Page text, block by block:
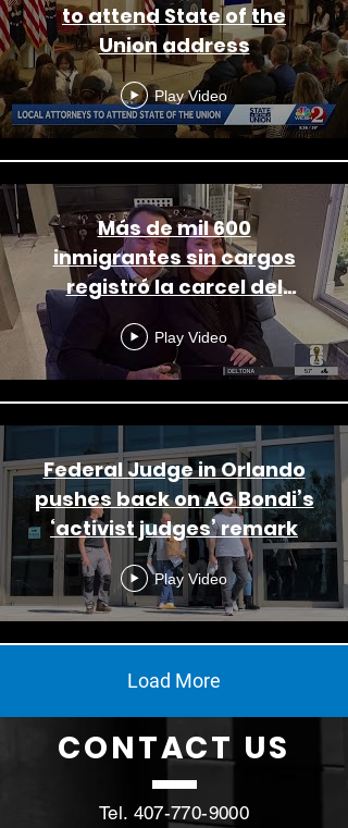
to attend State of the
Union address
Play Video
Más de mil 600
inmigrantes sin cargos
registró la carcel del
condado Orange en enero
Play Video
Federal Judge in Orlando
pushes back on AG Bondi’s
‘activist judges’ remark
Play Video
Load More
CONTACT US
Tel. 407-770-9000